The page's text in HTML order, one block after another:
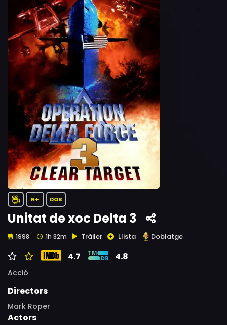
R+ DOB
Unitat de xoc Delta 3
1998 1h 32m Tràiler Llista Doblatge
4.7 4.8
Acció
Directors
Mark Roper
Actors